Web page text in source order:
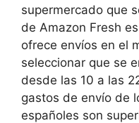
supermercado que
de Amazon Fresh
ofrece envíos en el
seleccionar que se
desde las 10 a las
gastos de envío de
españoles son